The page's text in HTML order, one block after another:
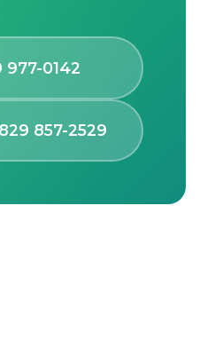
977-0142
857-2529